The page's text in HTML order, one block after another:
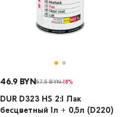
46.9 BYN57.5 BYN-18%
DUR D323 HS 2:1 Лак
бесцветный 1л + 0,5л (D220)